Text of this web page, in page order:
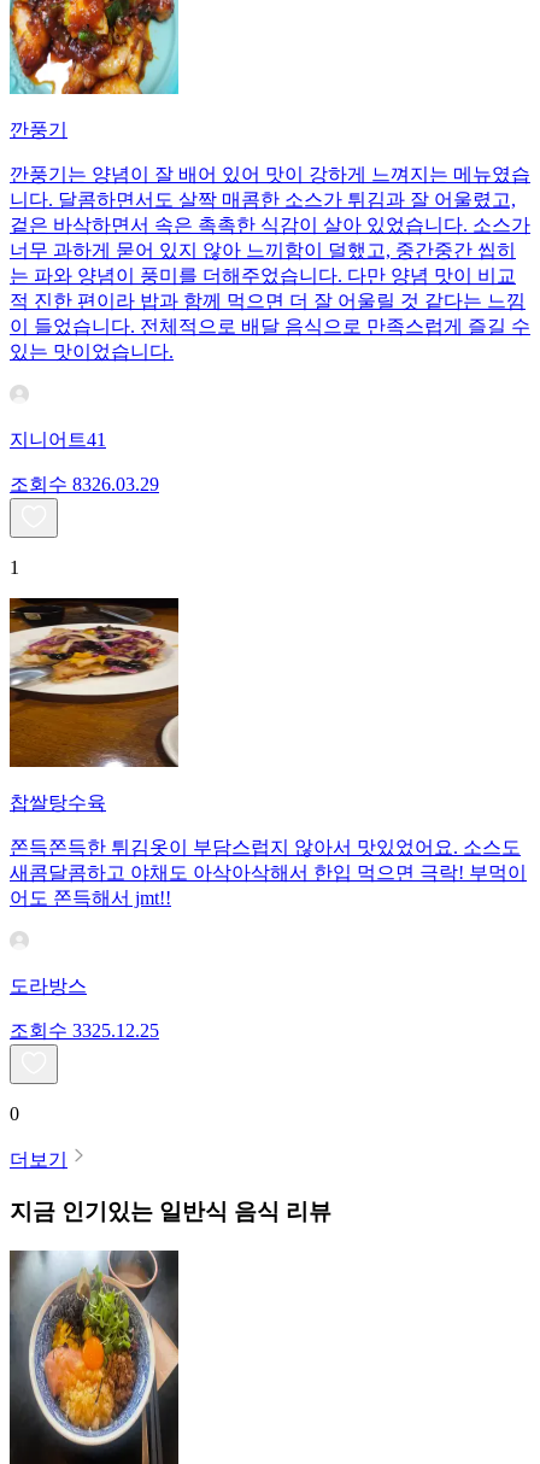
깐풍기
깐풍기는 양념이 잘 배어 있어 맛이 강하게 느껴지는 메뉴였습
니다. 달콤하면서도 살짝 매콤한 소스가 튀김과 잘 어울렸고,
겉은 바삭하면서 속은 촉촉한 식감이 살아 있었습니다. 소스가
너무 과하게 묻어 있지 않아 느끼함이 덜했고, 중간중간 씹히
는 파와 양념이 풍미를 더해주었습니다. 다만 양념 맛이 비교
적 진한 편이라 밥과 함께 먹으면 더 잘 어울릴 것 같다는 느낌
이 들었습니다. 전체적으로 배달 음식으로 만족스럽게 즐길 수
있는 맛이었습니다.
지니어트41
조회수 8326.03.29
1
찹쌀탕수육
쫀득쫀득한 튀김옷이 부담스럽지 않아서 맛있었어요. 소스도
새콤달콤하고 야채도 아삭아삭해서 한입 먹으면 극락! 부먹이
어도 쫀득해서 jmt!!
도라방스
조회수 3325.12.25
0
더보기
지금 인기있는 일반식 음식 리뷰